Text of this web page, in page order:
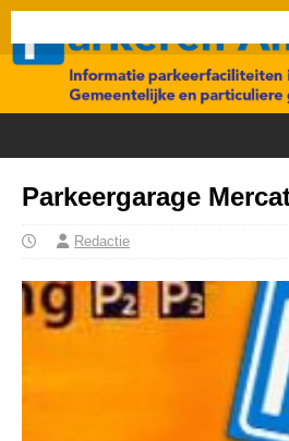
Parkeergarage
Redactie